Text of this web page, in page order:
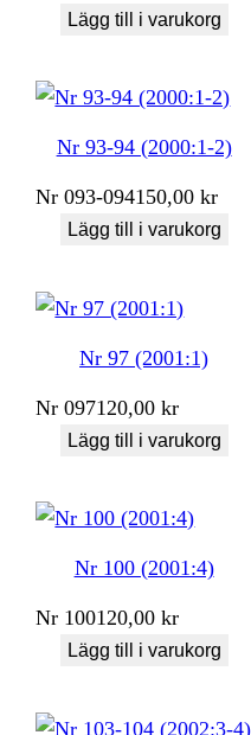
Lägg till i varukorg
Nr 93-94 (2000:1-2)
Nr 093-094150,00kr
Lägg till i varukorg
Nr 97 (2001:1)
Nr 097120,00kr
Lägg till i varukorg
Nr 100 (2001:4)
Nr 100120,00kr
Lägg till i varukorg